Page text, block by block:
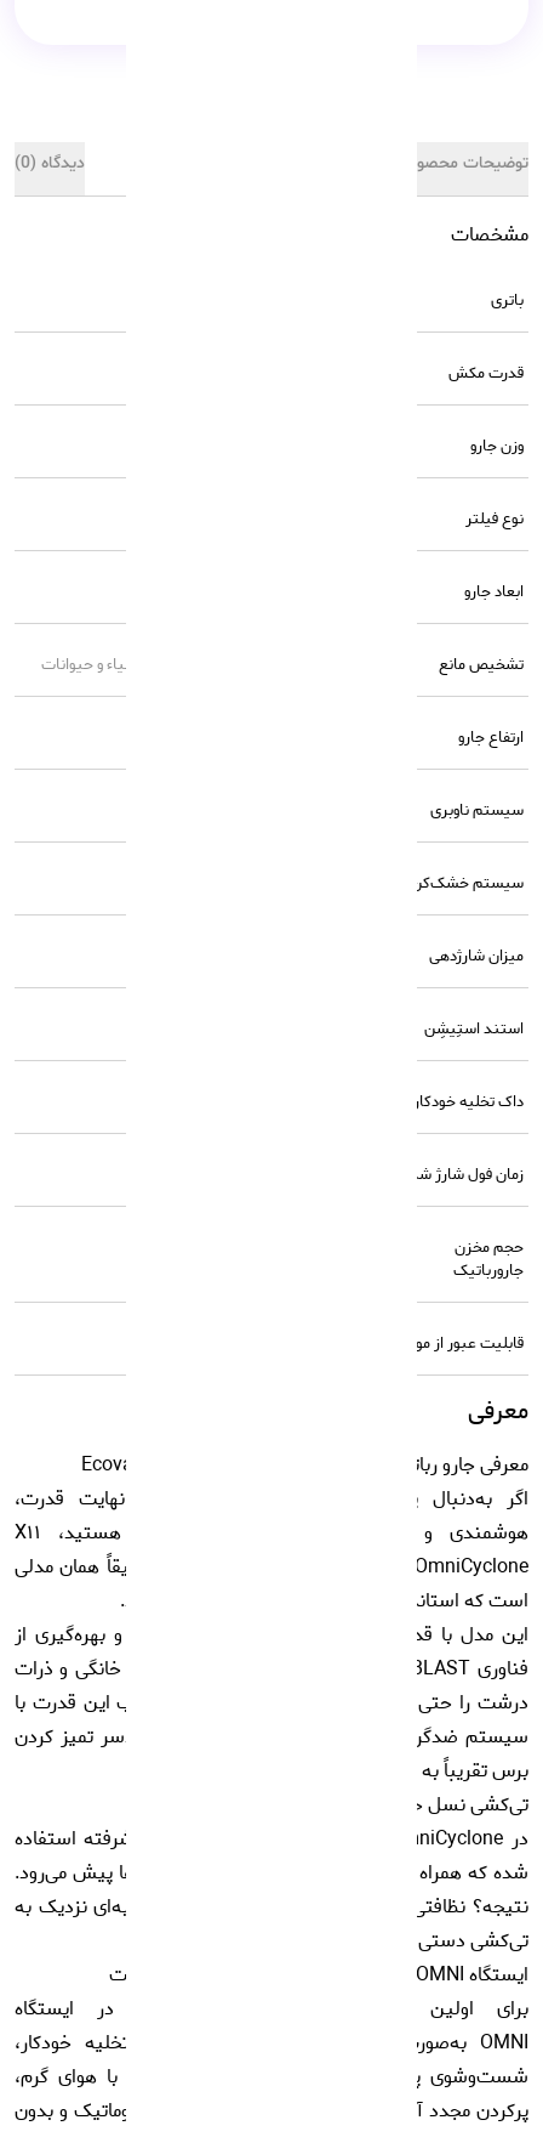
توضیحات محصول دیدگاه (0)
مشخصات
باتری
قدرت مکش
وزن جارو
نوع فیلتر
ابعاد جارو
تشخیص مانع
ارتفاع جارو
سیستم ناوبری
سیستم خشک‌کن
میزان شارژدهی
استند استِیشِن
داک تخلیه خودکار
زمان فول شارژ شدن
حجم مخزن
جارورباتیک
قابلیت عبور از موانع
معرفی
معرفی جارو رباتیک Ecovacs DEEBOT X11 OmniCyclone
اگر به‌دنبال یک جارورباتیک واقعاً پرچم‌دار با نهایت قدرت،
هوشمندی و کمترین نیاز به دخالت دستی هستید، X11
OmniCyclone جدیدترین شاهکار برند Ecovacs دقیقاً همان مدلی
است که استانداردهای نظافت خانگی را جابه‌جا می‌کند.
این مدل با قدرت مکش استثنایی ۱۹,۸۰۰ پاسکال و بهره‌گیری از
فناوری BLAST، گردوغبارهای عمیق، موهای حیوانات خانگی و ذرات
درشت را حتی از عمق فرش‌ها بیرون می‌کشد. ترکیب این قدرت با
سیستم ضدگره ZeroTangle 3.0 باعث می‌شود دردسر تمیز کردن
برس تقریباً به صفر برسد.
تی‌کشی نسل جدید با OZMO ROLLER 2.0
در X11 OmniCyclone از سیستم تی‌کشی رولی پیشرفته استفاده
شده که همراه با TruEdge 3.0 تا لبه دیوار و گوشه‌ها پیش می‌رود.
نتیجه؟ نظافتی دقیق، یکنواخت و بدون رد آب؛ تجربه‌ای نزدیک به
تی‌کشی دستی اما کاملاً هوشمند و خودکار.
ایستگاه OMNI بدون کیسه؛ نظافت واقعیِ بدون دخالت
برای اولین بار فناوری PureCyclone 2.0 در ایستگاه
OMNI به‌صورت بدون کیسه ارائه شده است. تخلیه خودکار،
شست‌وشوی پد با آب داغ ۷۵ درجه، خشک‌کردن با هوای گرم،
پرکردن مجدد آب و توزیع محلول شوینده؛ همه‌چیز اتوماتیک و بدون